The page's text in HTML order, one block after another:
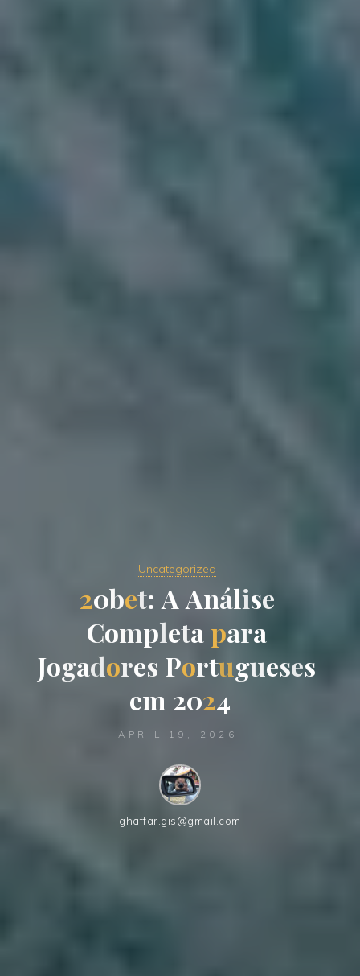
Uncategorized
20bet: A Análise
Completa para
Jogadores Portugueses
em 2024
APRIL 19, 2026
ghaffar.gis@gmail.com